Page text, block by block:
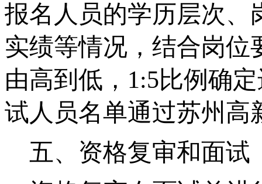
报名人员的学历层次、
实绩等情况，结合岗位
由高到低， 1:5比例确
试人员名单通过苏州高
五、资格复审和面试